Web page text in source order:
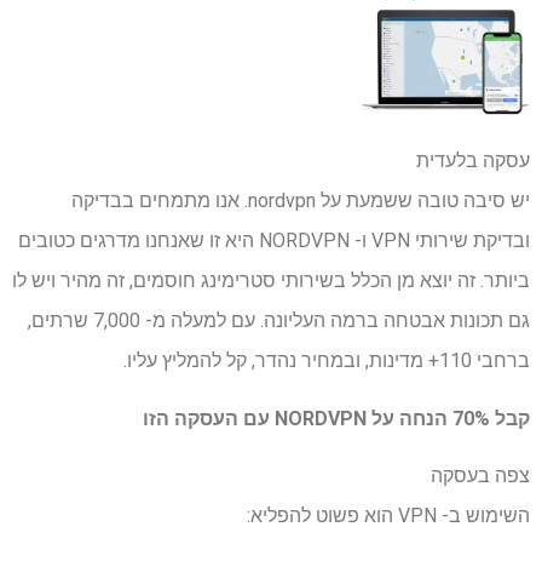
עסקה בלעדית
יש סיבה טובה ששמעת על nordvpn. אנו מתמחים בבדיקה
ובדיקת שירותי VPN ו- NORDVPN היא זו שאנחנו מדרגים כטובים
ביותר. זה יוצא מן הכלל בשירותי סטרימינג חוסמים, זה מהיר ויש לו
גם תכונות אבטחה ברמה העליונה. עם למעלה מ- 7,000 שרתים,
ברחבי 110+ מדינות, ובמחיר נהדר, קל להמליץ ​​עליו.
קבל 70% הנחה על NORDVPN עם העסקה הזו
צפה בעסקה
השימוש ב- VPN הוא פשוט להפליא: